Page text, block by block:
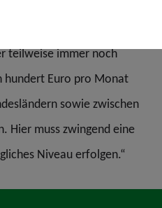
teilweise immer noch
hundert Euro pro Monat
sowie zwischen
Hier muss zwingend eine
Niveau erfolgen.“